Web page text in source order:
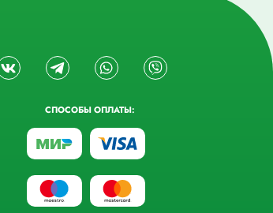
СПОСОБЫ ОПЛАТЫ: